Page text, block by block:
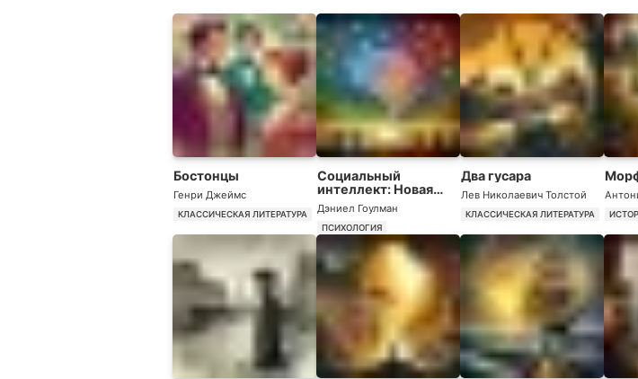
Бостонцы
Генри Джеймс
КЛАССИЧЕСКАЯ ЛИТЕРАТУРА
Социальный
интеллект: Новая
наука о
человеческих
взаимоотношениях
Дэниел Гоулман
ПСИХОЛОГИЯ
Два гусара
Лев Николаевич Толстой
КЛАССИЧЕСКАЯ ЛИТЕРАТУРА